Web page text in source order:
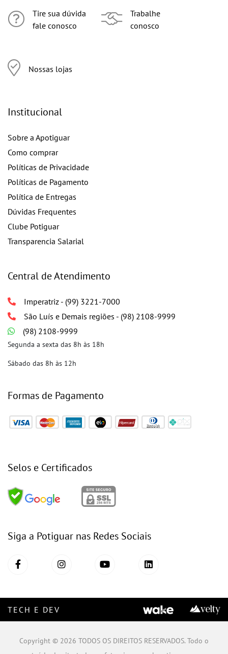
Tire sua dúvida
fale conosco
Nossas lojas
Trabalhe
conosco
Institucional
Sobre a Apotiguar
Como comprar
Políticas de Privacidade
Políticas de Pagamento
Política de Entregas
Dúvidas Frequentes
Clube Potiguar
Transparencia Salarial
Central de Atendimento
Imperatriz - (99) 3221-7000
São Luís e Demais regiões - (98) 2108-9999
(98) 2108-9999
Segunda a sexta das 8h às 18h
Sábado das 8h às 12h
Formas de Pagamento
Selos e Certificados
Siga a Potiguar nas Redes Sociais
TECH E DEV
Copyright © 2026 TODOS OS DIREITOS RESERVADOS. Todo o